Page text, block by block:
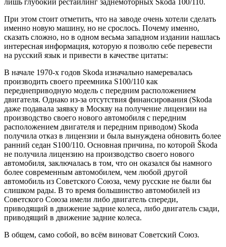
лишь глубокий рестайлинг заднемоторных Skoda 100/110.
При этом стоит отметить, что на заводе очень хотели сделать
именно новую машину, но не срослось. Почему именно,
сказать сложно, но в одном весьма западном издании нашлась
интересная информация, которую я позволю себе перевести
на русский язык и привести в качестве цитаты:
В начале 1970-х годов Skoda изначально намеревалась
производить своего преемника S100/110 как
переднеприводную модель с передним расположением
двигателя. Однако из-за отсутствия финансирования (Skoda
даже подавала заявку в Москву на получение лицензии на
производство своего нового автомобиля с передним
расположением двигателя и передним приводом) Skoda
получила отказ в лицензии и была вынуждена обновить более
ранний седан S100/110. Основная причина, по которой Škoda
не получила лицензию на производство своего нового
автомобиля, заключалась в том, что он оказался бы намного
более современным автомобилем, чем любой другой
автомобиль из Советского Союза, чему русские не были бы
слишком рады. В то время большинство автомобилей из
Советского Союза имели либо двигатель спереди,
приводящий в движение задние колеса, либо двигатель сзади,
приводящий в движение задние колеса.
В общем, само собой, во всём виноват Советский Союз.